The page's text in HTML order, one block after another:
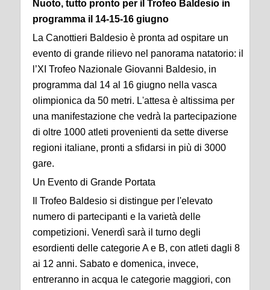
Nuoto, tutto pronto per il Trofeo Baldesio in
programma il 14-15-16 giugno
La Canottieri Baldesio è pronta ad ospitare un
evento di grande rilievo nel panorama natatorio: il
l’XI Trofeo Nazionale Giovanni Baldesio, in
programma dal 14 al 16 giugno nella vasca
olimpionica da 50 metri. L'attesa è altissima per
una manifestazione che vedrà la partecipazione
di oltre 1000 atleti provenienti da sette diverse
regioni italiane, pronti a sfidarsi in più di 3000
gare.
Un Evento di Grande Portata
Il Trofeo Baldesio si distingue per l'elevato
numero di partecipanti e la varietà delle
competizioni. Venerdì sarà il turno degli
esordienti delle categorie A e B, con atleti dagli 8
ai 12 anni. Sabato e domenica, invece,
entreranno in acqua le categorie maggiori, con